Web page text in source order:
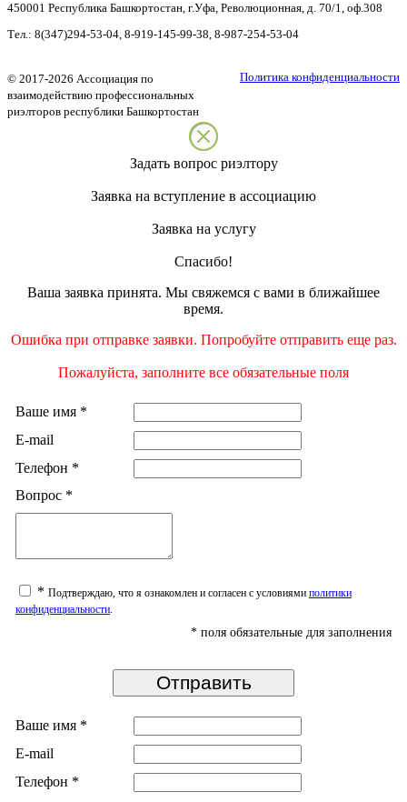
450001 Республика Башкортостан, г.Уфа, Революционная, д. 70/1, оф.308
Тел.: 8(347)294-53-04, 8-919-145-99-38, 8-987-254-53-04
Политика конфиденциальности
© 2017-2026 Ассоциация по
взаимодействию профессиональных
риэлторов республики Башкортостан
Задать вопрос риэлтору
Заявка на вступление в ассоциацию
Заявка на услугу
Спасибо!
Ваша заявка принята. Мы свяжемся с вами в ближайшее
время.
Ошибка при отправке заявки. Попробуйте отправить еще раз.
Пожалуйста, заполните все обязательные поля
Ваше имя *
E-mail
Телефон *
Вопрос *
* Подтверждаю, что я ознакомлен и согласен с условиями политики
конфиденциальности.
* поля обязательные для заполнения
Ваше имя *
E-mail
Телефон *